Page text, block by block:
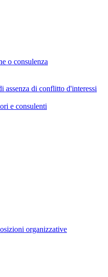
o consulenza
assenza di conflitto d'interessi
e consulenti
organizzative